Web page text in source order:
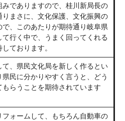
みでありますので、桂川新局長の
りまさに、文化保護、文化振興の
で、このあたりが期待通り岐阜県
行く中で、うまく回ってくれる
ております。
、県民文化局を新しく作るとい
県民に分かりやすく言うと、どう
もらうことを期待されています
ォームして、もちろん自動車の